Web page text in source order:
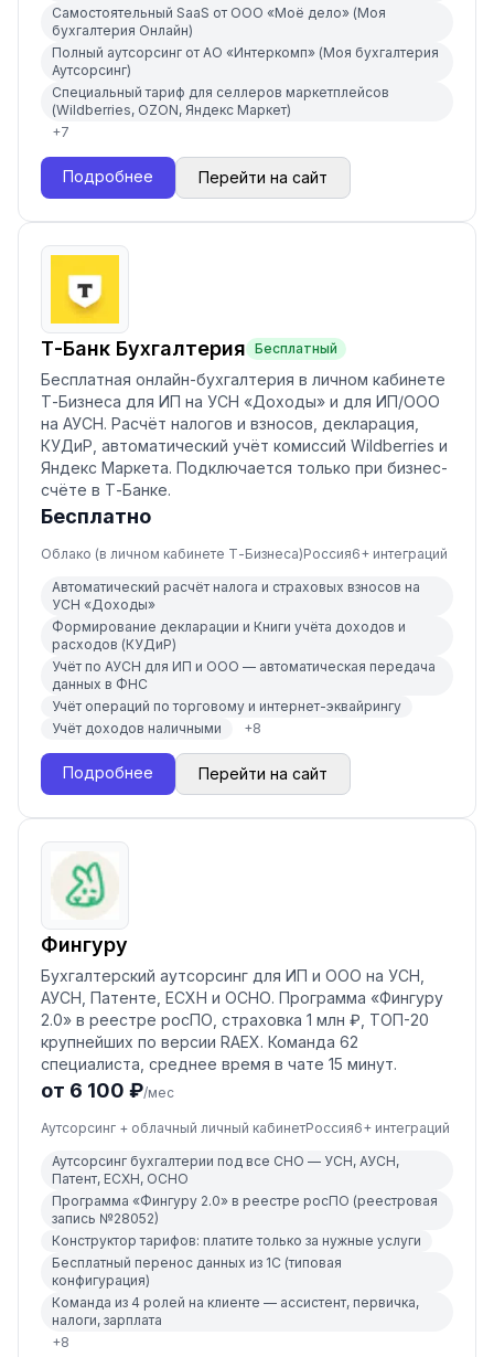
Самостоятельный SaaS от ООО «Моё дело» (Моя
бухгалтерия Онлайн)
Полный аутсорсинг от АО «Интеркомп» (Моя бухгалтерия
Аутсорсинг)
Специальный тариф для селлеров маркетплейсов
(Wildberries, OZON, Яндекс Маркет)
+7
Подробнее Перейти на сайт
Т-Банк Бухгалтерия Бесплатный
Бесплатная онлайн-бухгалтерия в личном кабинете
Т-Бизнеса для ИП на УСН «Доходы» и для ИП/ООО
на АУСН. Расчёт налогов и взносов, декларация,
КУДиР, автоматический учёт комиссий Wildberries и
Яндекс Маркета. Подключается только при бизнес-
счёте в Т-Банке.
Бесплатно
Облако (в личном кабинете Т-Бизнеса)Россия6+ интеграций
Автоматический расчёт налога и страховых взносов на
УСН «Доходы»
Формирование декларации и Книги учёта доходов и
расходов (КУДиР)
Учёт по АУСН для ИП и ООО — автоматическая передача
данных в ФНС
Учёт операций по торговому и интернет-эквайрингу
Учёт доходов наличными
+8
Подробнее Перейти на сайт
Фингуру
Бухгалтерский аутсорсинг для ИП и ООО на УСН,
АУСН, Патенте, ЕСХН и ОСНО. Программа «Фингуру
2.0» в реестре росПО, страховка 1 млн ₽, ТОП-20
крупнейших по версии RAEX. Команда 62
специалиста, среднее время в чате 15 минут.
от 6 100 ₽/мес
Аутсорсинг + облачный личный кабинетРоссия6+ интеграций
Аутсорсинг бухгалтерии под все СНО — УСН, АУСН,
Патент, ЕСХН, ОСНО
Программа «Фингуру 2.0» в реестре росПО (реестровая
запись №28052)
Конструктор тарифов: платите только за нужные услуги
Бесплатный перенос данных из 1С (типовая
конфигурация)
Команда из 4 ролей на клиенте — ассистент, первичка,
налоги, зарплата
+8